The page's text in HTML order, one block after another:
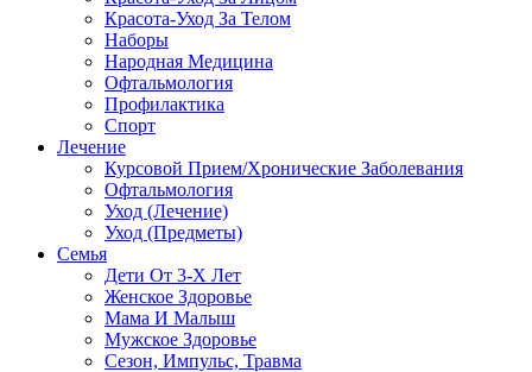
Красота-Уход За Телом
Наборы
Народная Медицина
Офтальмология
Профилактика
Спорт
Лечение
Курсовой Прием/Хронические Заболевания
Офтальмология
Уход (Лечение)
Уход (Предметы)
Семья
Дети От 3-Х Лет
Женское Здоровье
Мама И Малыш
Мужское Здоровье
Сезон, Импульс, Травма